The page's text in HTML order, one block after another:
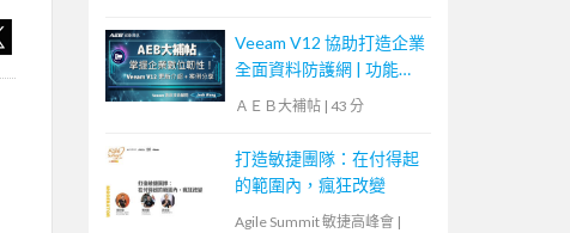
Veeam V12 協助打造企業
全面資料防護網 | 功能更
新 + 案例分享【宏碁資訊
ＡＥＢ大補帖 | 43 分
打造敏捷團隊：在付得起
的範圍內，瘋狂改變
Agile Summit 敏捷高峰會 |